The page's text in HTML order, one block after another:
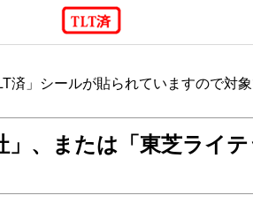
」シールが貼られていますので対象
、または「東芝ライ